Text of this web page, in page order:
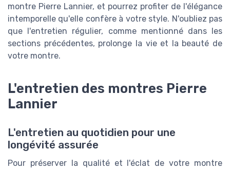
montre Pierre Lannier, et pourrez profiter de l'élégance
intemporelle qu'elle confère à votre style. N'oubliez pas
que l'entretien régulier, comme mentionné dans les
sections précédentes, prolonge la vie et la beauté de
votre montre.
L'entretien des montres Pierre
Lannier
L'entretien au quotidien pour une
longévité assurée
Pour préserver la qualité et l'éclat de votre montre